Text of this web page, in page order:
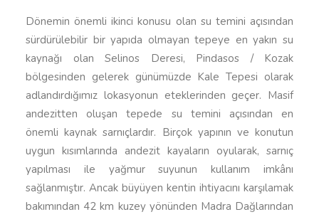
Dönemin önemli ikinci konusu olan su temini açısından
sürdürülebilir bir yapıda olmayan tepeye en yakın su
kaynağı olan Selinos Deresi, Pindasos / Kozak
bölgesinden gelerek günümüzde Kale Tepesi olarak
adlandırdığımız lokasyonun eteklerinden geçer. Masif
andezitten oluşan tepede su temini açısından en
önemli kaynak sarnıçlardır. Birçok yapının ve konutun
uygun kısımlarında andezit kayaların oyularak, sarnıç
yapılması ile yağmur suyunun kullanım imkânı
sağlanmıştır. Ancak büyüyen kentin ihtiyacını karşılamak
bakımından 42 km kuzey yönünden Madra Dağlarından